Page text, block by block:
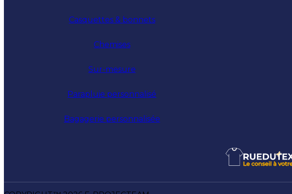
Casquettes & bonnets
Chemises
Sur-mesure
Parapluie personnalisé
Bagagerie personnalisée